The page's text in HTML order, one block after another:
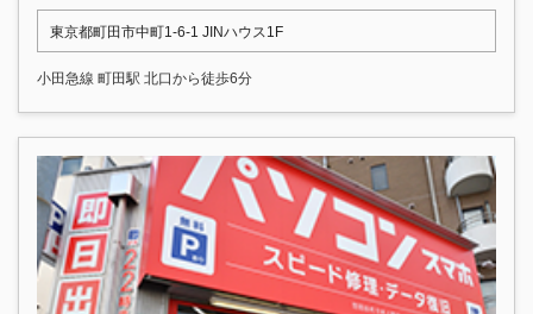
東京都町田市中町1-6-1 JINハウス1F
小田急線 町田駅 北口から徒歩6分